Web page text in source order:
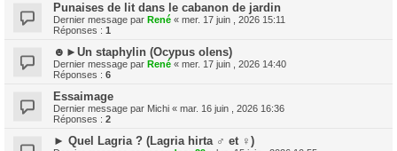
Punaises de lit dans le cabanon de jardin
Dernier message par René « mer. 17 juin , 2026 15:11
Réponses : 1
☻►Un staphylin (Ocypus olens)
Dernier message par René « mer. 17 juin , 2026 14:40
Réponses : 6
Essaimage
Dernier message par Michi « mar. 16 juin , 2026 16:36
Réponses : 2
► Quel Lagria ? (Lagria hirta ♂ et ♀)